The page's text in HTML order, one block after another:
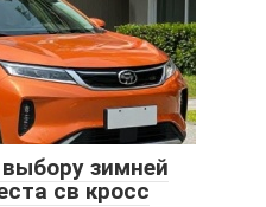
зимней
св кросс